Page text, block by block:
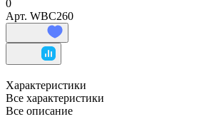
0
Арт. WBC260
Характеристики
Все характеристики
Все описание